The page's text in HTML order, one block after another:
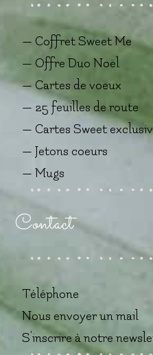
— Coffret Sweet Me
— Offre Duo Noël
— Cartes de voeux
— 25 feuilles de route
— Cartes Sweet
— Jetons coeurs
— Mugs
Contact
Téléphone
Nous envoyer un mail
S'inscrire à notre